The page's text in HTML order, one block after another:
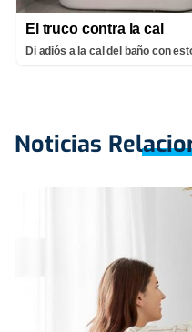
El truco contra la cal
Di adiós a la cal del baño con
Noticias